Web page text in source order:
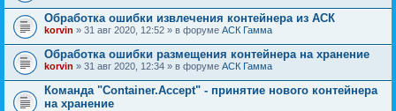
Обработка ошибки извлечения контейнера из АСК
korvin » 31 авг 2020, 12:52 » в форуме АСК Гамма
Обработка ошибки размещения контейнера на хранение
korvin » 31 авг 2020, 12:34 » в форуме АСК Гамма
Команда "Container.Accept" - принятие нового контейнера
на хранение